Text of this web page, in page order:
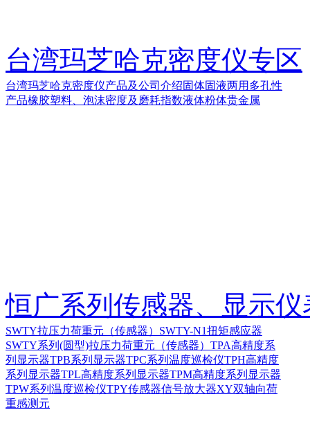
台湾玛芝哈克密度仪专区
台湾玛芝哈克密度仪产品及公司介绍固体固液两用 多孔性
产品橡胶塑料、泡沫密度及磨耗指数液体粉体贵金属
恒广系列传感器、显示
SWTY拉压力荷重元（传感器） SWTY-N1扭矩感应器
SWTY系列(圆型)拉压力荷重元（传感器） TPA高精度系
列显示器TPB系列显示器TPC系列温度巡检仪TPH高精度
系列显示器TPL高精度系列显示器TPM高精度系列显示器
TPW系列温度巡检仪TPY传感器信号放大器XY双轴向荷
重感测元